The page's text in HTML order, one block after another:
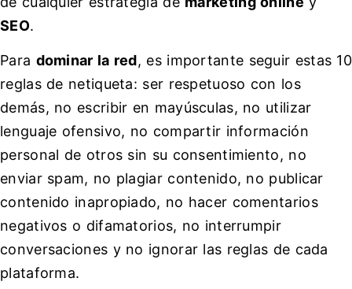
SEO.
Para dominar la red, es importante seguir estas 10
reglas de netiqueta: ser respetuoso con los
demás, no escribir en mayúsculas, no utilizar
lenguaje ofensivo, no compartir información
personal de otros sin su consentimiento, no
enviar spam, no plagiar contenido, no publicar
contenido inapropiado, no hacer comentarios
negativos o difamatorios, no interrumpir
conversaciones y no ignorar las reglas de cada
plataforma.